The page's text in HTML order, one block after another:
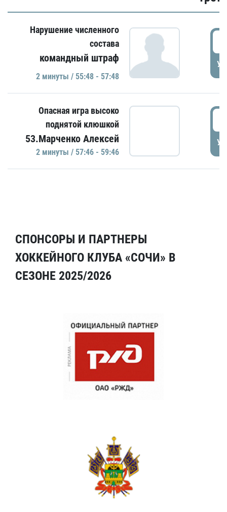
Нарушение численного
состава
командный штраф
2 минуты / 55:48 - 57:48
Опасная игра высоко
поднятой клюшкой
53.Марченко Алексей
2 минуты / 57:46 - 59:46
СПОНСОРЫ И ПАРТНЕРЫ
ХОККЕЙНОГО КЛУБА «СОЧИ» В
СЕЗОНЕ 2025/2026